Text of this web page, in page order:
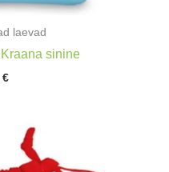
laevad
sinine
€